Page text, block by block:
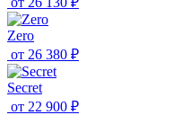
Zero
от 26 380 ₽
Secret
от 22 900 ₽